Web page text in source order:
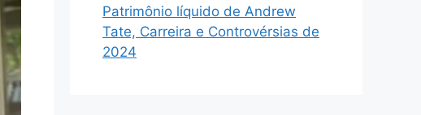
Patrimônio líquido de Andrew
Tate, Carreira e Controvérsias de
2024